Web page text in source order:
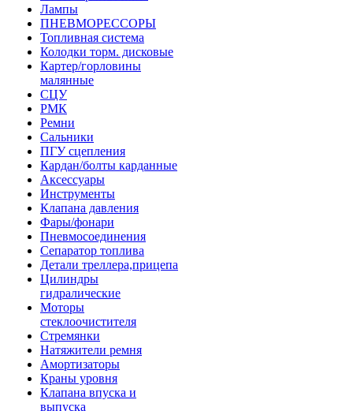
Лампы
ПНЕВМОРЕССОРЫ
Топливная система
Колодки торм. дисковые
Картер/горловины
малянные
СЦУ
РМК
Ремни
Сальники
ПГУ сцепления
Кардан/болты карданные
Аксессуары
Инструменты
Клапана давления
Фары/фонари
Пневмосоединения
Сепаратор топлива
Детали треллера,прицепа
Цилиндры
гидралические
Моторы
стеклоочистителя
Стремянки
Натяжители ремня
Амортизаторы
Краны уровня
Клапана впуска и
выпуска